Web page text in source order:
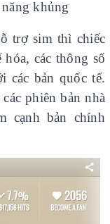
khủng
trợ sim thì chiếc
các thông số
các bản quốc tế.
phiên bản nhà
cạnh bản chính